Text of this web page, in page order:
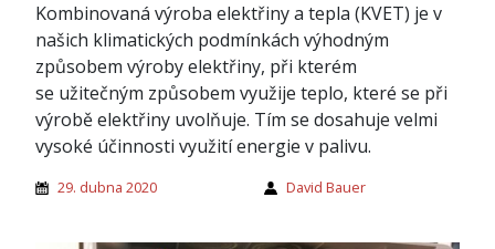
Kombinovaná výroba elektřiny a tepla (KVET) je v
našich klimatických podmínkách výhodným
způsobem výroby elektřiny, při kterém
se užitečným způsobem využije teplo, které se při
výrobě elektřiny uvolňuje. Tím se dosahuje velmi
vysoké účinnosti využití energie v palivu.
29. dubna 2020 David Bauer